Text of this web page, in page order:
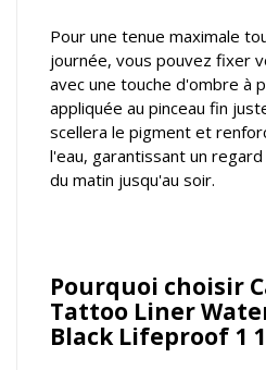
Pour une tenue maximale
journée, vous pouvez fixer
avec une touche d'ombre à
appliquée au pinceau fin
scellera le pigment et
l'eau, garantissant un
du matin jusqu'au soir.
Pourquoi choisir
Tattoo Liner
Black Lifeproof 1